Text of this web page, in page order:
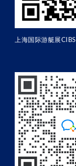
上海国际游艇展CIBS